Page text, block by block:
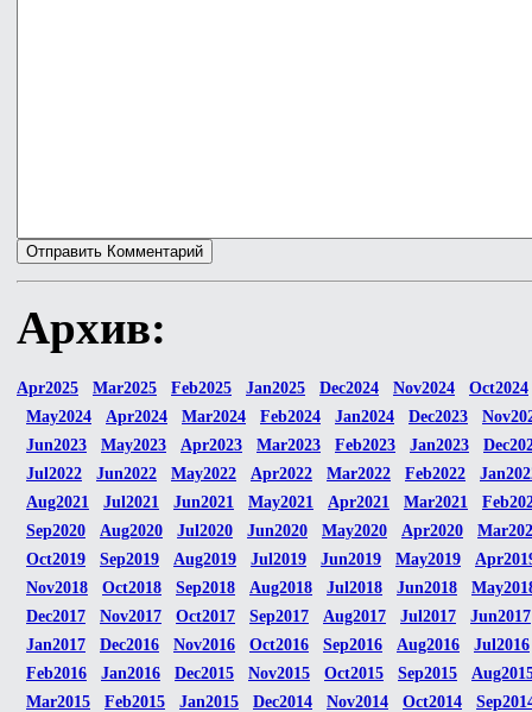
Архив:
Apr2025 Mar2025 Feb2025 Jan2025 Dec2024 Nov2024
Oct2024
May2024
Apr2024 Mar2024 Feb2024 Jan2024 Dec2023
Jun2023
May2023 Apr2023 Mar2023 Feb2023 Jan2023
Jul2022
Jun2022 May2022 Apr2022 Mar2022 Feb2022
Aug2021
Jul2021 Jun2021 May2021 Apr2021 Mar2021
Sep2020
Aug2020 Jul2020 Jun2020 May2020 Apr2020
Oct2019
Sep2019 Aug2019 Jul2019 Jun2019 May2019
Nov2018
Oct2018 Sep2018 Aug2018 Jul2018 Jun2018
Dec2017
Nov2017 Oct2017 Sep2017 Aug2017 Jul2017
Jun2017
Jan2017
Dec2016 Nov2016 Oct2016 Sep2016 Aug2016
Jul2016
Feb2016
Jan2016 Dec2015 Nov2015 Oct2015 Sep2015
Mar2015
Feb2015 Jan2015 Dec2014 Nov2014 Oct2014